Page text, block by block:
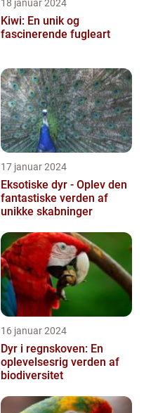
18 januar 2024
Kiwi: En unik og
fascinerende fugleart
17 januar 2024
Eksotiske dyr - Oplev den
fantastiske verden af
unikke skabninger
16 januar 2024
Dyr i regnskoven: En
oplevelsesrig verden af
biodiversitet